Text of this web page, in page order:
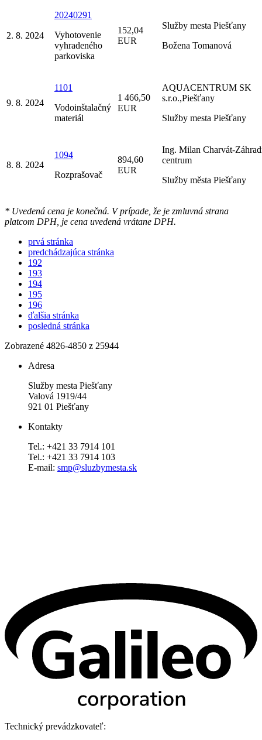
2. 8. 2024
20240291
Vyhotovenie
vyhradeného
parkoviska
152,04
EUR
Služby mesta Piešťany
Božena Tomanová
9. 8. 2024
1101
Vodoinštalačný
materiál
1 466,50
EUR
AQUACENTRUM SK
s.r.o.,Piešťany
Služby mesta Piešťany
8. 8. 2024
1094
Rozprašovač
894,60
EUR
Ing. Milan Charvát-
centrum
Služby města Piešťany
* Uvedená cena je konečná. V prípade, že je zmluvná strana
platcom DPH, je cena uvedená vrátane DPH.
prvá stránka
predchádzajúca stránka
192
193
194
195
196
ďalšia stránka
posledná stránka
Zobrazené 4826-4850 z 25944
Adresa
Služby mesta Piešťany
Valová 1919/44
921 01 Piešťany
Kontakty
Tel.: +421 33 7914 101
Tel.: +421 33 7914 103
E-mail: smp@sluzbymesta.sk
Technický prevádzkovateľ: